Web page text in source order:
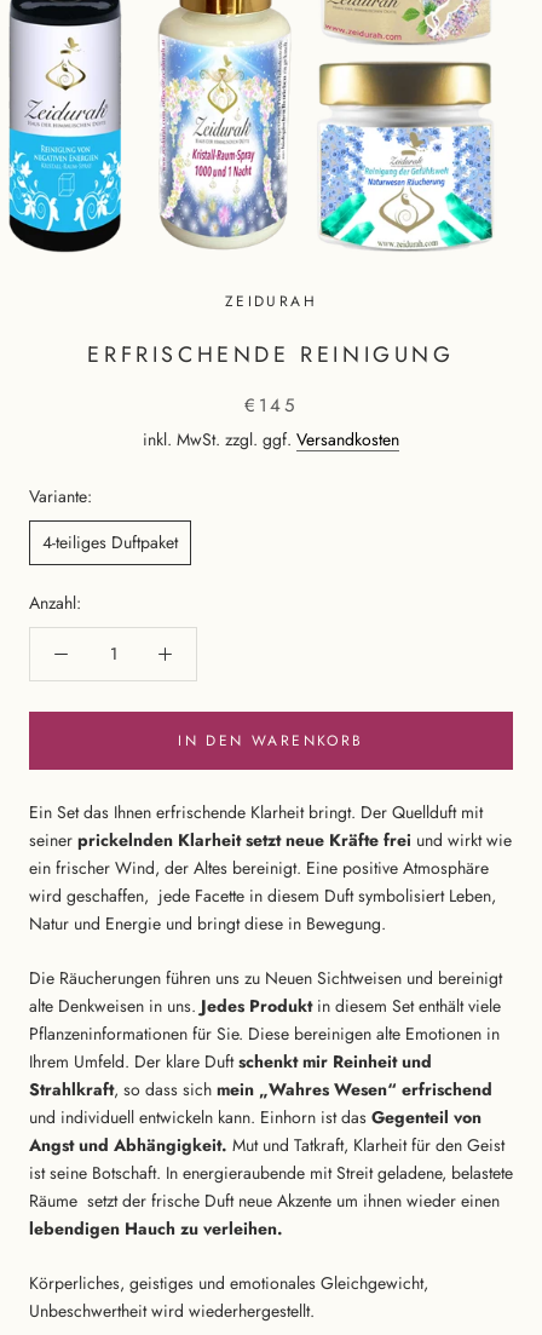
ZEIDURAH
ERFRISCHENDE REINIGUNG
€145
inkl. MwSt. zzgl. ggf. Versandkosten
Variante:
4-teiliges Duftpaket
Anzahl:
IN DEN WARENKORB
Ein Set das Ihnen erfrischende Klarheit bringt. Der Quellduft mit
seiner prickelnden Klarheit setzt neue Kräfte frei und wirkt wie
ein frischer Wind, der Altes bereinigt. Eine positive Atmosphäre
wird geschaffen, jede Facette in diesem Duft symbolisiert Leben,
Natur und Energie und bringt diese in Bewegung.
Die Räucherungen führen uns zu Neuen Sichtweisen und bereinigt
alte Denkweisen in uns. Jedes Produktin diesem Set enthält viele
Pflanzeninformationen für Sie. Diese bereinigen alte Emotionen in
Ihrem Umfeld. Der klare Duftschenkt mir Reinheit und
Strahlkraft, so dass sich mein „Wahres Wesen“ erfrischend
und individuell entwickeln kann. Einhorn ist das Gegenteil von
Angst und Abhängigkeit. Mut und Tatkraft, Klarheit für den Geist
ist seine Botschaft. In energieraubende mit Streit geladene, belastete
Räume setzt der frische Duft neue Akzente um ihnen wieder einen
lebendigen Hauch zu verleihen.
Körperliches, geistiges und emotionales Gleichgewicht,
Unbeschwertheit wird wiederhergestellt.